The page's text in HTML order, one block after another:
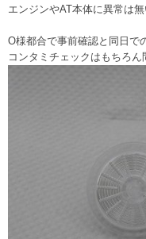
エンジンやAT本体に異常は無
O様都合で事前確認と同日で
コンタミチェックはもちろん